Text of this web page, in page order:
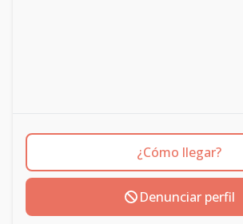
¿Cómo llegar?
Denunciar perfil